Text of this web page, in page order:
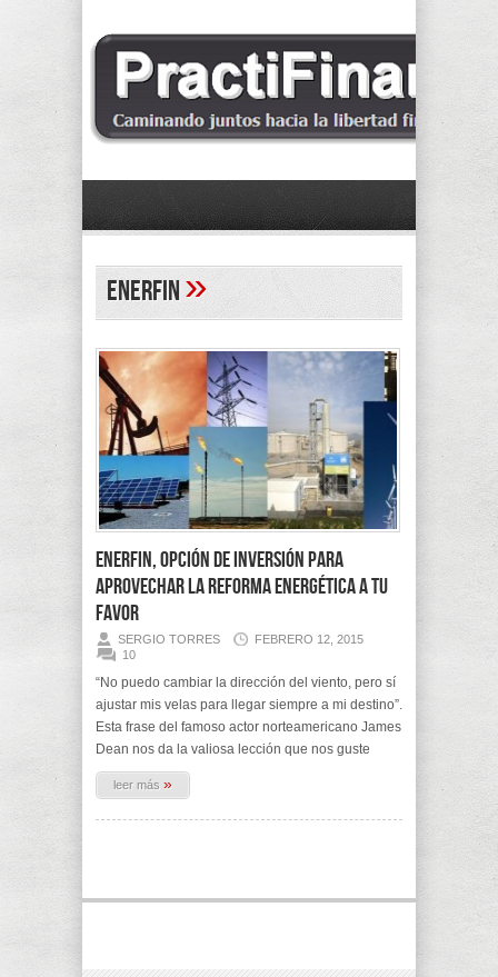
ENERFIN»
ENERFIN, opción de inversión para
aprovechar la Reforma Energética a tu
favor
SERGIO TORRES
FEBRERO 12, 2015
10
“No puedo cambiar la dirección del viento, pero sí
ajustar mis velas para llegar siempre a mi destino”.
Esta frase del famoso actor norteamericano James
Dean nos da la valiosa lección que nos guste
leer más »